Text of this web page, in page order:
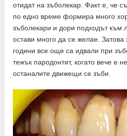
отидат на зъболекар. Факт е, че
по едно време формира много
зъболекари и дори подходът към
остави много да се желае. Затова
години все още са идвали при
тежък пародонтит, когато вече е
останалите движещи се зъби.